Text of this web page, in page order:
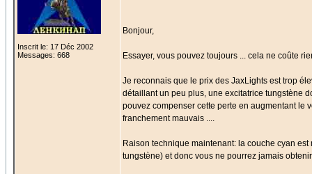
Inscrit le: 17 Déc 2002
Messages: 668
Bonjour,
Essayer, vous pouvez toujours ... cela ne coûte
Je reconnais que le prix des JaxLights est trop
détaillant un peu plus, une excitatrice tungstène
pouvez compenser cette perte en augmentant le
franchement mauvais ....
Raison technique maintenant: la couche cyan
tungstène) et donc vous ne pourrez jamais